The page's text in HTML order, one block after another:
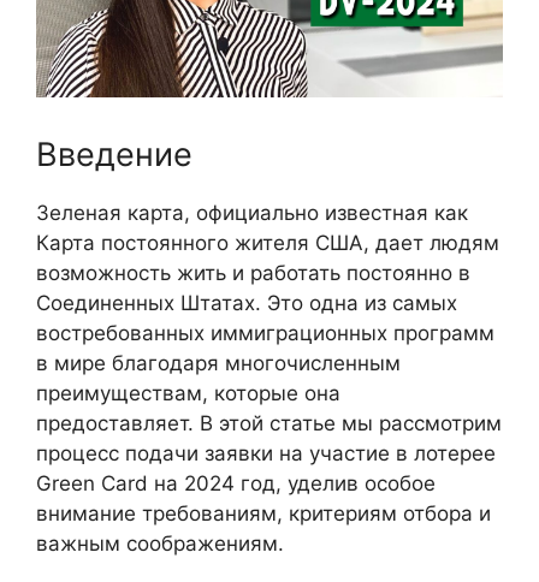
Введение
Зеленая карта, официально известная как
Карта постоянного жителя США, дает людям
возможность жить и работать постоянно в
Соединенных Штатах. Это одна из самых
востребованных иммиграционных программ
в мире благодаря многочисленным
преимуществам, которые она
предоставляет. В этой статье мы рассмотрим
процесс подачи заявки на участие в лотерее
Green Card на 2024 год, уделив особое
внимание требованиям, критериям отбора и
важным соображениям.